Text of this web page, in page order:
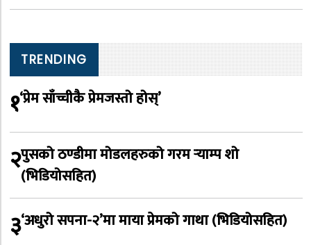
TRENDING
१‘प्रेम साँच्चीकै प्रेमजस्तो होस्’
२पुसको ठण्डीमा मोडलहरुको गरम र्‍याम्प शो
(भिडियोसहित)
३‘अधुरो सपना-२’मा माया प्रेमको गाथा (भिडियोसहित)